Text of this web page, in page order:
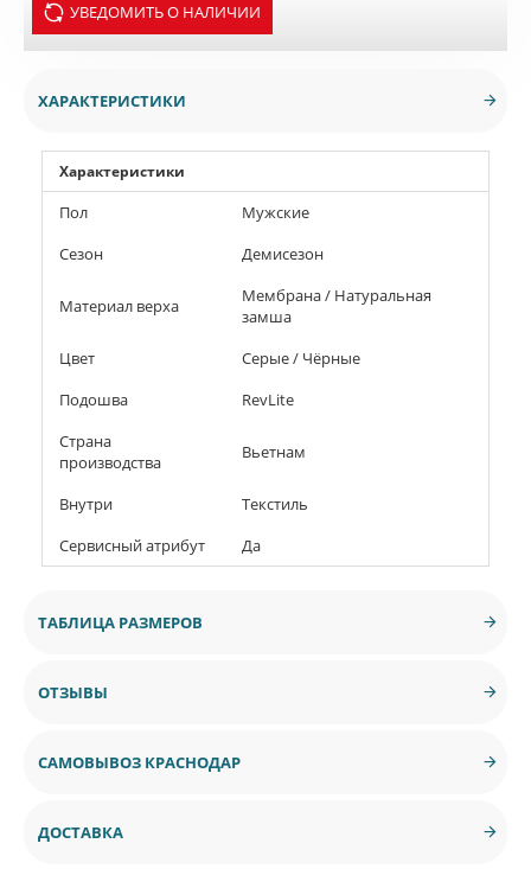
УВЕДОМИТЬ О НАЛИЧИИ
ХАРАКТЕРИСТИКИ
Характеристики
Пол
Мужские
Сезон
Демисезон
Материал верха
Мембрана / Натуральная
замша
Цвет
Серые / Чёрные
Подошва
RevLite
Страна
производства
Вьетнам
Внутри
Текстиль
Сервисный атрибут
Да
ТАБЛИЦА РАЗМЕРОВ
ОТЗЫВЫ
САМОВЫВОЗ КРАСНОДАР
ДОСТАВКА